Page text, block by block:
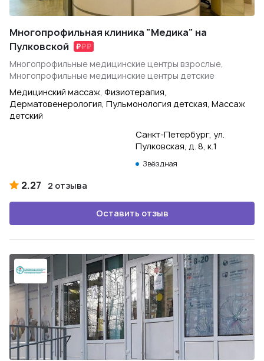
Многопрофильная клиника "Медика" на
Пулковской
Многопрофильные медицинские центры взрослые,
Многопрофильные медицинские центры детские
Медицинский массаж, Физиотерапия,
Дерматовенерология, Пульмонология детская, Массаж
детский
Санкт-Петербург, ул.
Пулковская, д. 8, к.1
Звёздная
2.27 2 отзыва
Оставить отзыв